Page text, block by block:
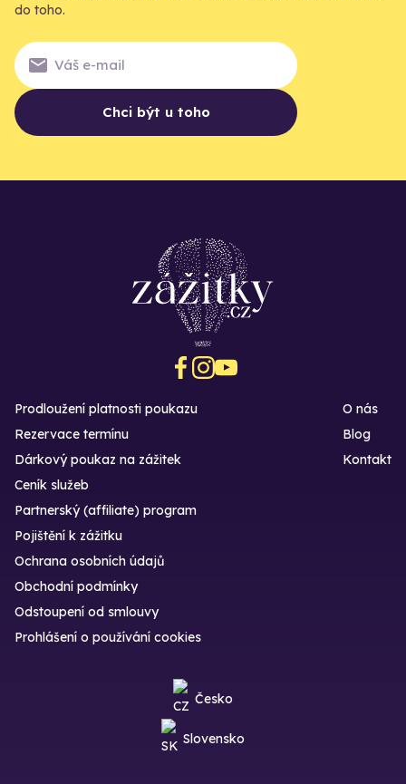
do toho.
Chci být u toho
Prodloužení platnosti poukazu
Rezervace termínu
Dárkový poukaz na zážitek
O nás
Blog
Kontakt
Ceník služeb
Partnerský (affiliate) program
Pojištění k zážitku
Ochrana osobních údajů
Obchodní podmínky
Odstoupení od smlouvy
Prohlášení o používání cookies
Česko
Slovensko